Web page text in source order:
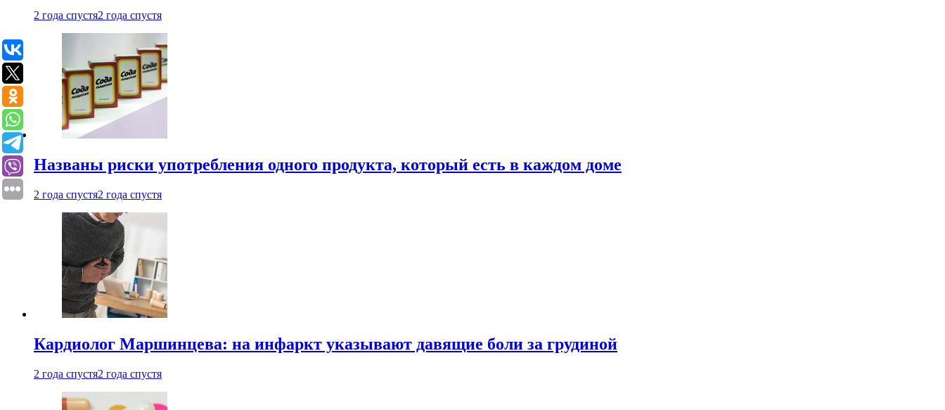
2 года спустя2 года спустя
Названы риски употребления одного продукта, который есть в каждом доме
2 года спустя2 года спустя
Кардиолог Маршинцева: на инфаркт указывают давящие боли за грудиной
2 года спустя2 года спустя